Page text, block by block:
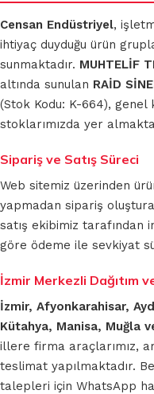
Censan Endüstriyel,
ihtiyaç duyduğu ürün
sunmaktadır. MUHTELİF
altında sunulan RAİD
(Stok Kodu: K-664),
stoklarımızda yer
Sipariş ve Satış Süreci
Web sitemiz üzerinden
yapmadan sipariş
satış ekibimiz tarafından
göre ödeme ile sevkiyat
İzmir Merkezli Dağıtım
İzmir, Afyonkarahisar,
Kütahya, Manisa, Muğla
illere firma araçlarımız,
teslimat yapılmaktadır.
talepleri için WhatsApp